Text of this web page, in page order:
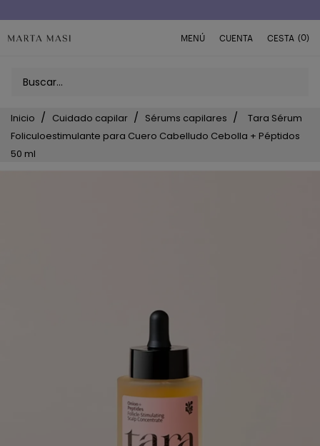
MENÚ CUENTA CESTA (0)
Inicio Cuidado capilar Sérums capilares
Tara Sérum
Foliculoestimulante para Cuero Cabelludo Cebolla + Péptidos
50 ml